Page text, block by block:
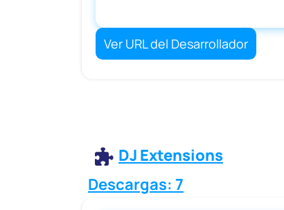
Ver URL del Desarrollador
DJ Extensions
Descargas: 7